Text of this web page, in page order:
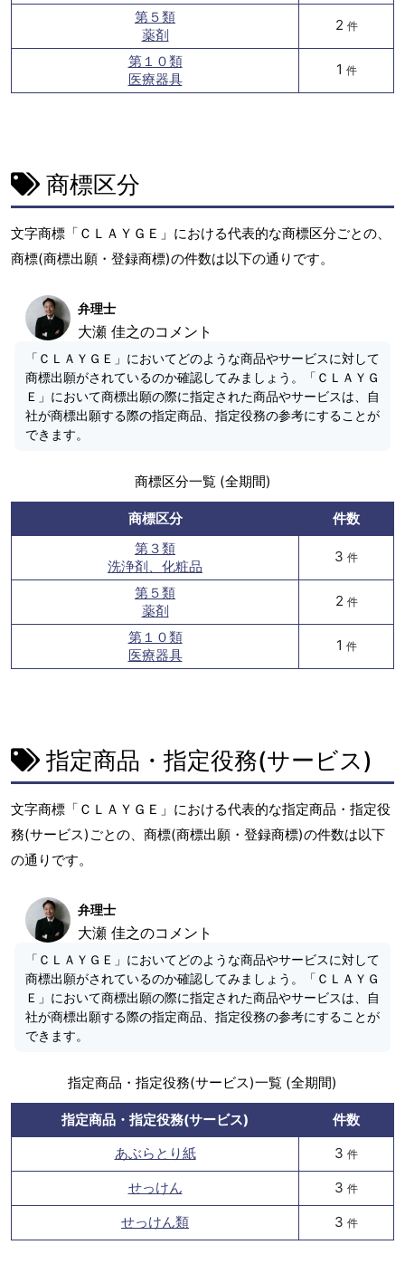
第５類
薬剤
2 件
第１０類
医療器具
1 件
商標区分
文字商標「ＣＬＡＹＧＥ」における代表的な商標区分ごとの、
商標(商標出願・登録商標)の件数は以下の通りです。
弁理士
大瀬 佳之のコメント
「ＣＬＡＹＧＥ」においてどのような商品やサービスに対して
商標出願がされているのか確認してみましょう。「ＣＬＡＹＧ
Ｅ」において商標出願の際に指定された商品やサービスは、自
社が商標出願する際の指定商品、指定役務の参考にすることが
できます。
商標区分一覧 (全期間)
商標区分
件数
第３類
洗浄剤、化粧品
3 件
第５類
薬剤
2 件
第１０類
医療器具
1 件
指定商品・指定役務(サービス)
文字商標「ＣＬＡＹＧＥ」における代表的な指定商品・指定役
務(サービス)ごとの、商標(商標出願・登録商標)の件数は以下
の通りです。
弁理士
大瀬 佳之のコメント
「ＣＬＡＹＧＥ」においてどのような商品やサービスに対して
商標出願がされているのか確認してみましょう。「ＣＬＡＹＧ
Ｅ」において商標出願の際に指定された商品やサービスは、自
社が商標出願する際の指定商品、指定役務の参考にすることが
できます。
指定商品・指定役務(サービス)一覧 (全期間)
指定商品・指定役務(サービス)
件数
あぶらとり紙
3 件
せっけん 3 件
せっけん類 3 件